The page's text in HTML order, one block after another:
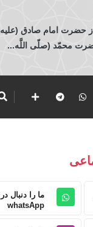
از حضرت امام صادق (عليه
محمّد (صلّى اللَّه...
ما را دنبال در
whatsApp